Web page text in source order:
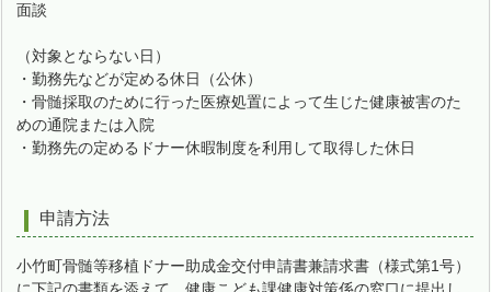
面談
（対象とならない日）
・勤務先などが定める休日（公休）
・骨髄採取のために行った医療処置によって生じた健康被害のた
めの通院または入院
・勤務先の定めるドナー休暇制度を利用して取得した休日
申請方法
小竹町骨髄等移植ドナー助成金交付申請書兼請求書（様式第1号）